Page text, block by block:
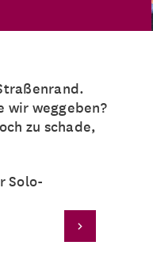
wir weggeben?
zu schade,
Solo-